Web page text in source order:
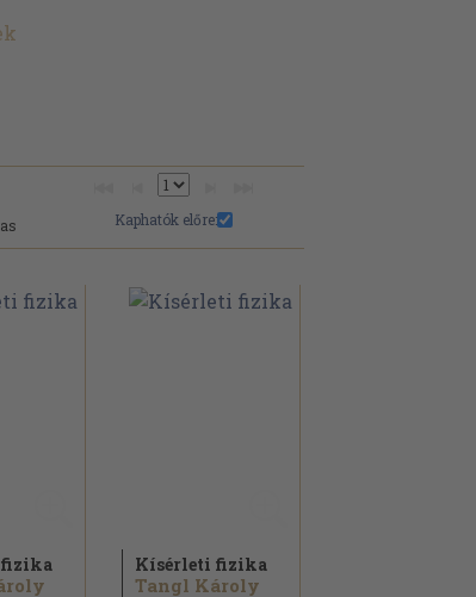
Kaphatók előre:
Kísérleti fizika
Tangl Károly